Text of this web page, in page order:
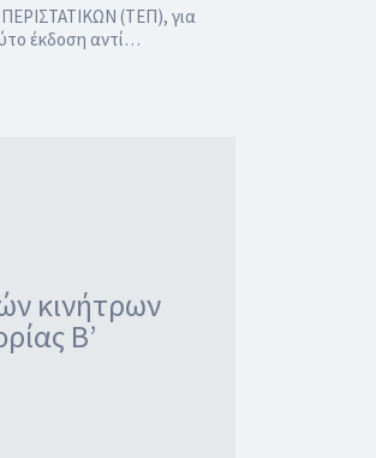
(ΤΕΠ), για
έκδοση αντί…
κινήτρων
Β’